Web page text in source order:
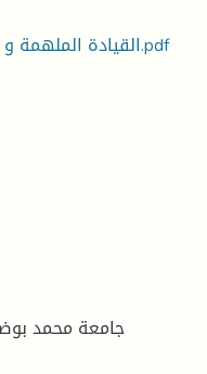
القيادة الملهمة و علاقتها بالانغماس الوظيفي للعامل.pdf
جامعة محمد